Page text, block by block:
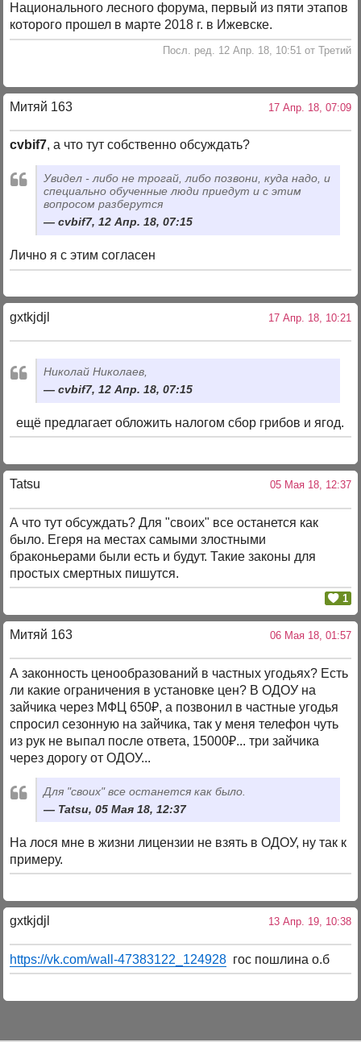
Национального лесного форума, первый из пяти этапов
которого прошел в марте 2018 г. в Ижевске.
Посл. ред. 12 Апр. 18, 10:51 от Третий
Митяй 163 17 Апр. 18, 07:09
cvbif7, а что тут собственно обсуждать?
Увидел - либо не трогай, либо позвони, куда надо, и
специально обученные люди приедут и с этим
вопросом разберутся
cvbif7, 12 Апр. 18, 07:15
Лично я с этим согласен
gxtkjdjl 17 Апр. 18, 10:21
Николай Николаев,
cvbif7, 12 Апр. 18, 07:15
ещё предлагает обложить налогом сбор грибов и ягод.
Tatsu 05 Мая 18, 12:37
А что тут обсуждать? Для "своих" все останется как
было. Егеря на местах самыми злостными
браконьерами были есть и будут. Такие законы для
простых смертных пишутся.
1
Митяй 163 06 Мая 18, 01:57
А законность ценообразований в частных угодьях? Есть
ли какие ограничения в установке цен? В ОДОУ на
зайчика через МФЦ 650₽, а позвонил в частные угодья
спросил сезонную на зайчика, так у меня телефон чуть
из рук не выпал после ответа, 15000₽... три зайчика
через дорогу от ОДОУ...
Для "своих" все останется как было.
Tatsu, 05 Мая 18, 12:37
На лося мне в жизни лицензии не взять в ОДОУ, ну так к
примеру.
gxtkjdjl 13 Апр. 19, 10:38
https://vk.com/wall-47383122_124928 гос пошлина о.б